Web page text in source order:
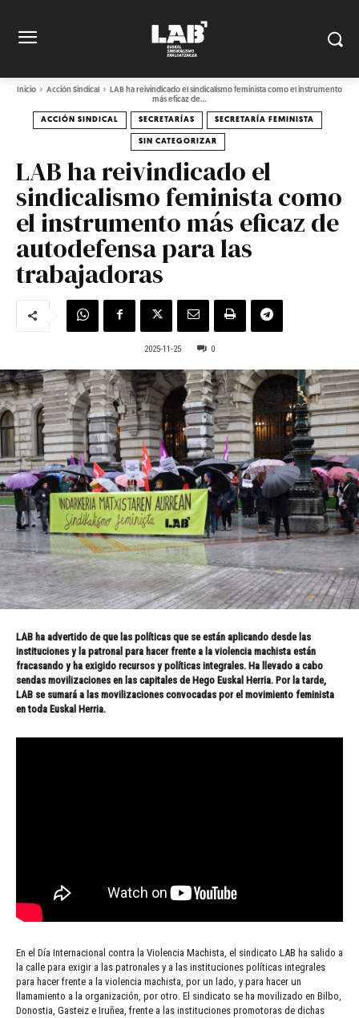
Inicio Acción Sindical
LAB ha reivindicado el sindicalismo feminista como el instrumento
más eficaz de...
ACCIÓN SINDICAL SECRETARÍAS SECRETARÍA FEMINISTA
SIN CATEGORIZAR
LAB ha reivindicado el
sindicalismo feminista como
el instrumento más eficaz de
autodefensa para las
trabajadoras
2025-11-25 0
LAB ha advertido de que las políticas que se están aplicando desde las
instituciones y la patronal para hacer frente a la violencia machista están
fracasando y ha exigido recursos y políticas integrales. Ha llevado a cabo
sendas movilizaciones en las capitales de Hego Euskal Herria. Por la tarde,
LAB se sumará a las movilizaciones convocadas por el movimiento feminista
en toda Euskal Herria.
En el Día Internacional contra la Violencia Machista, el sindicato LAB ha salido a
la calle para exigir a las patronales y a las instituciones políticas integrales
para hacer frente a la violencia machista, por un lado, y para hacer un
llamamiento a la organización, por otro. El sindicato se ha movilizado en Bilbo,
Donostia, Gasteiz e Iruñea, frente a las instituciones promotoras de dichas